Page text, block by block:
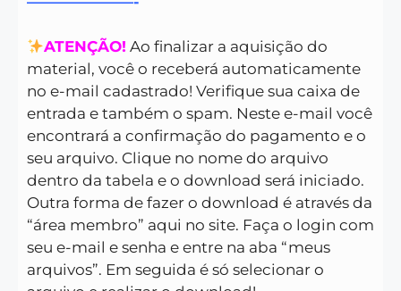
ATENÇÃO! Ao finalizar a aquisição do
material, você o receberá automaticamente
no e-mail cadastrado! Verifique sua caixa de
entrada e também o spam. Neste e-mail você
encontrará a confirmação do pagamento e o
seu arquivo. Clique no nome do arquivo
dentro da tabela e o download será iniciado.
Outra forma de fazer o download é através da
“área membro” aqui no site. Faça o login com
seu e-mail e senha e entre na aba “meus
arquivos”. Em seguida é só selecionar o